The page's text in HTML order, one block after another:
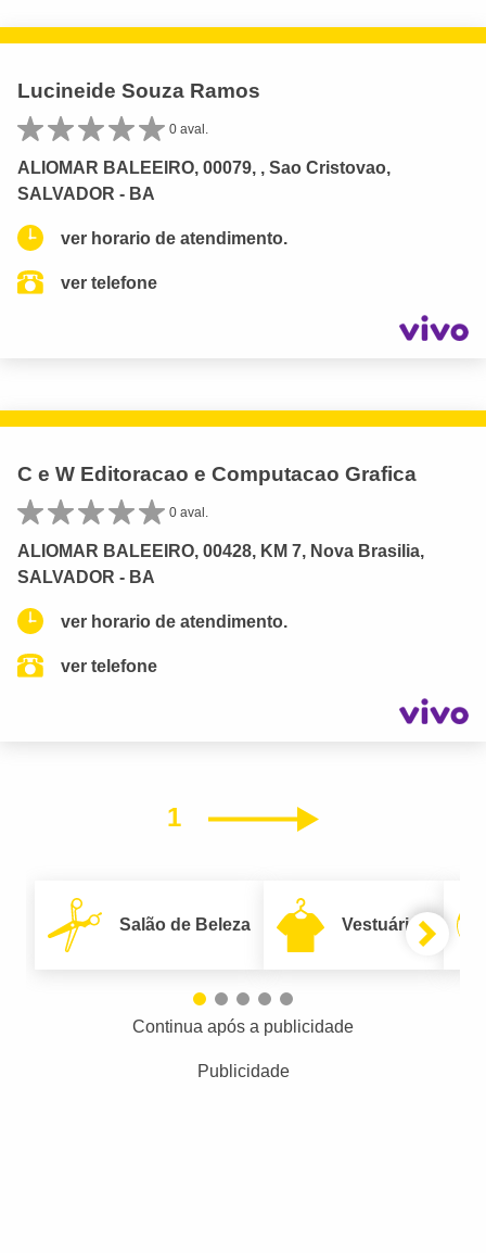
Lucineide Souza Ramos
0 aval.
ALIOMAR BALEEIRO, 00079, , Sao Cristovao,
SALVADOR - BA
ver horario de atendimento.
ver telefone
C e W Editoracao e Computacao Grafica
0 aval.
ALIOMAR BALEEIRO, 00428, KM 7, Nova Brasilia,
SALVADOR - BA
ver horario de atendimento.
ver telefone
1 Próximo
Salão de Beleza Vestuário
Continua após a publicidade
Publicidade